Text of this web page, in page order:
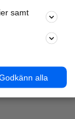
samt
alla